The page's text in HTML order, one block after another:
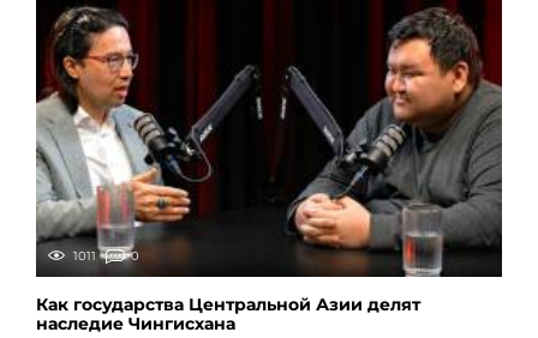
1011 0
Как государства Центральной Азии делят
наследие Чингисхана